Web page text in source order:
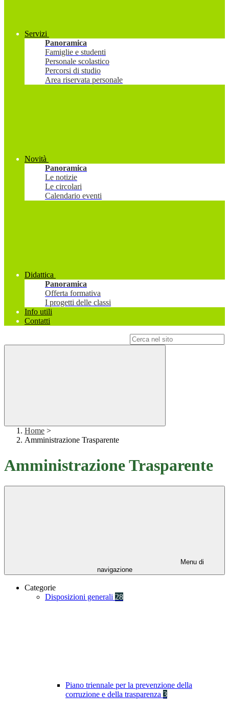
Servizi
Panoramica
Famiglie e studenti
Personale scolastico
Percorsi di studio
Area riservata personale
Novità
Panoramica
Le notizie
Le circolari
Calendario eventi
Didattica
Panoramica
Offerta formativa
I progetti delle classi
Info utili
Contatti
Home >
Amministrazione Trasparente
Amministrazione Trasparente
Menu di
navigazione
Categorie
Disposizioni generali 28
Piano triennale per la prevenzione della
corruzione e della trasparenza 3